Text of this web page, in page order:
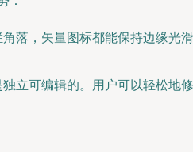
落，矢量图标都能保持边缘
立可编辑的。用户可以轻松地